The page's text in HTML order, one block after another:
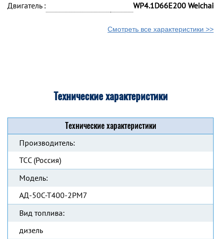
Двигатель :
WP4.1D66E200 Weichai
Смотреть все характеристики >>
Технические характеристики
Технические характеристики
Производитель:
ТСС (Россия)
Модель:
АД-50С-Т400-2РМ7
Вид топлива:
дизель